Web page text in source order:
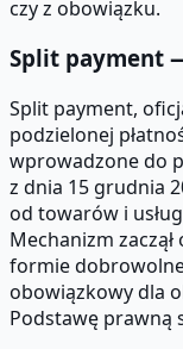
czy z obowiązku.
Split payment
Split payment,
podzielonej
wprowadzone do
z dnia 15 grudnia
od towarów i
Mechanizm
formie
obowiązkowy dla
Podstawę prawną